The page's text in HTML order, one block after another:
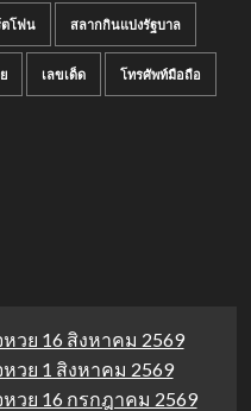
โฟน สลากกินแบ่งรัฐบาล
เลขเด็ด โทรศัพท์มือถือ
วย 16 สิงหาคม 2569
วย 1 สิงหาคม 2569
วย 16 กรกฎาคม 2569